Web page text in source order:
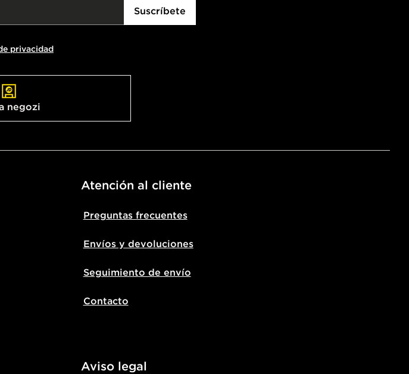
Suscríbete
privacidad
negozi
Atención al cliente
Preguntas frecuentes
Envíos y devoluciones
Seguimiento de envío
Contacto
Aviso legal